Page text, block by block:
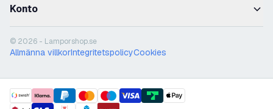
Konto
© 2026 - Lamporshop.se
Allmänna villkorIntegritetspolicyCookies
payment methods